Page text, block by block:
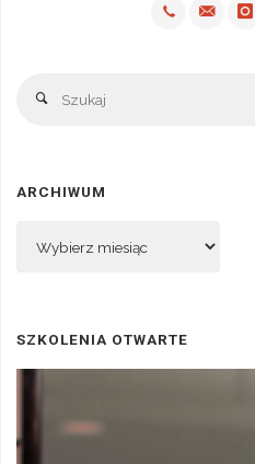
Szukaj
ARCHIWUM
SZKOLENIA OTWARTE